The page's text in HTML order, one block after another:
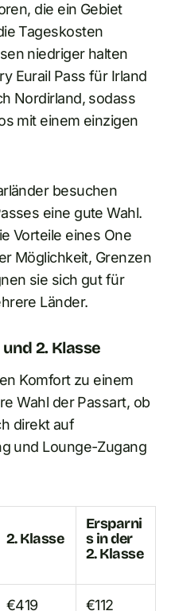
die ein Gebiet
Tageskosten
niedriger halten
Eurail Pass für Irland
Nordirland, sodass
mit einem einzigen
besuchen
eine gute Wahl.
Vorteile eines One
Möglichkeit, Grenzen
sie sich gut für
Länder.
2. Klasse
Komfort zu einem
Wahl der Passart, ob
direkt auf
und Lounge-Zugang
2. Klasse
Ersparni
s in der
2. Klasse
€419 €112